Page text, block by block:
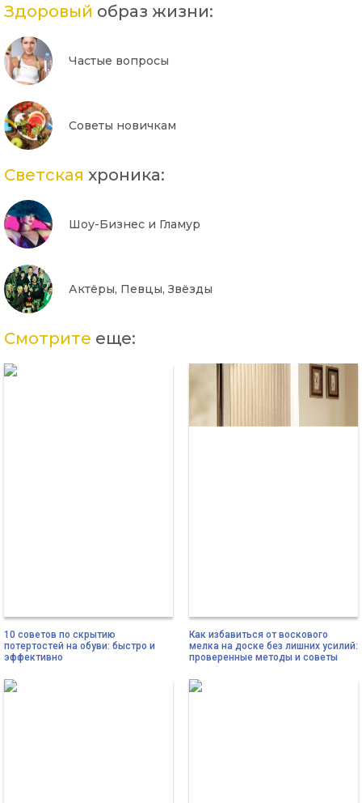
Здоровый образ жизни:
Частые вопросы
Советы новичкам
Светская хроника:
Шоу-Бизнес и Гламур
Актёры, Певцы, Звёзды
Смотрите еще:
10 советов по скрытию
потертостей на обуви: быстро и
эффективно
Как избавиться от воскового
мелка на доске без лишних усилий:
проверенные методы и советы